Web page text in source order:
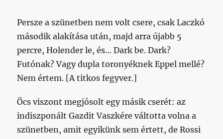
Persze a szünetben nem volt csere, csak Laczkó
második alakítása után, majd arra újabb 5
percre, Holender le, és… Dark be. Dark?
Futónak? Vagy dupla toronyéknek Eppel mellé?
Nem értem. [A titkos fegyver.]
Öcs viszont megjósolt egy másik cserét: az
indiszponált Gazdit Vaszkére váltotta volna a
szünetben, amit egyikünk sem értett, de Rossi